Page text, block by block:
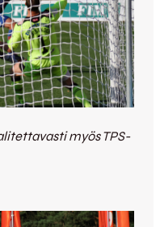
myös TPS-